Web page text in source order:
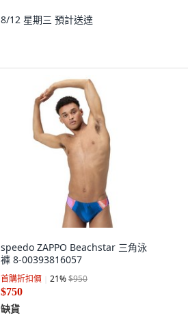
8/12 星期三 預計送達
speedo ZAPPO Beachstar 三角泳
褲 8-00393816057
首購折扣價 21%$950
$750
缺貨